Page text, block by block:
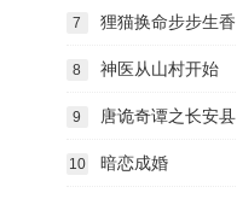
7 狸猫换命步步生香
8 神医从山村开始
9 唐诡奇谭之长安县
10 暗恋成婚